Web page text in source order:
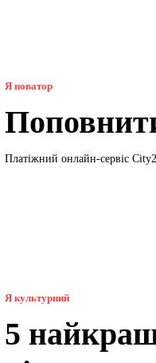
Я новатор
Платіжний онлайн-сервіс
Я культурний
5